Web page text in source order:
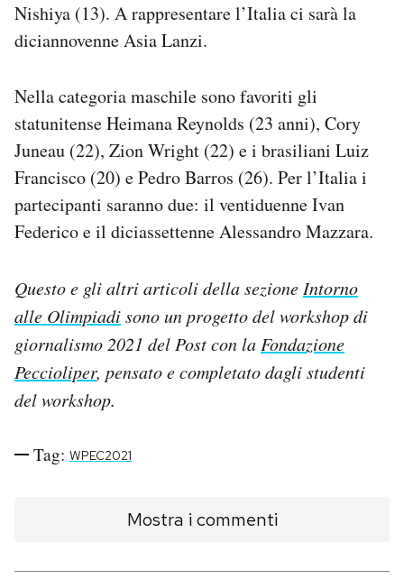
Nishiya (13). A rappresentare l’Italia ci sarà la
diciannovenne Asia Lanzi.
Nella categoria maschile sono favoriti gli
statunitense Heimana Reynolds (23 anni), Cory
Juneau (22), Zion Wright (22) e i brasiliani Luiz
Francisco (20) e Pedro Barros (26). Per l’Italia i
partecipanti saranno due: il ventiduenne Ivan
Federico e il diciassettenne Alessandro Mazzara.
Questo e gli altri articoli della sezione Intorno
alle Olimpiadisono un progetto del workshop di
giornalismo 2021 del Post con la Fondazione
Peccioliper, pensato e completato dagli studenti
del workshop.
Tag: WPEC2021
Mostra i commenti